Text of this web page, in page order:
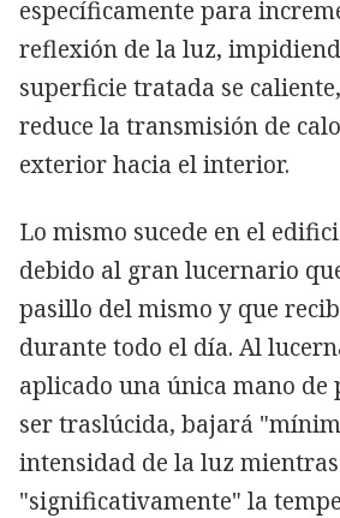
específicamente para
reflexión de la luz,
superficie tratada se
reduce la transmisión de
exterior hacia el interior.
Lo mismo sucede en el
debido al gran lucernario
pasillo del mismo y que
durante todo el día. Al
aplicado una única mano
ser traslúcida, bajará
intensidad de la luz
"significativamente" la